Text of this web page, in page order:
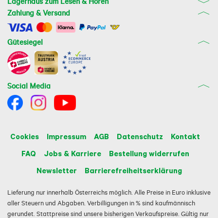
Zahlung & Versand
Gütesiegel
Social Media
Cookies Impressum AGB Datenschutz
Kontakt
FAQ
Jobs & Karriere
Bestellung widerrufen
Newsletter
Barrierefreiheitserklärung
Lieferung nur innerhalb Österreichs möglich. Alle Preise in Euro inklusive
aller Steuern und Abgaben. Verbilligungen in % sind kaufmännisch
gerundet. Stattpreise sind unsere bisherigen Verkaufspreise. Gültig nur